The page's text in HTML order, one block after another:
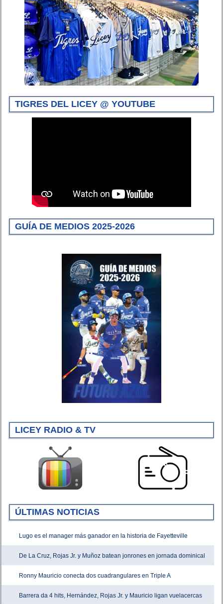
TIGRES DEL LICEY @ YOUTUBE
GUÍA DE MEDIOS 2025-2026
LICEY RADIO & TV
ÚLTIMAS NOTICIAS
Lugo es el manager más ganador en la historia de Fayetteville
De La Cruz, Rojas Jr. y Muñoz batean jonrones en jornada dominical
Ronny Mauricio conecta dos cuadrangulares en Triple A
Barrera da 4 hits, Hernández, Rojas Jr. y Mauricio ligan vuelacercas